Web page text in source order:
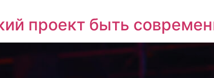
проект быть